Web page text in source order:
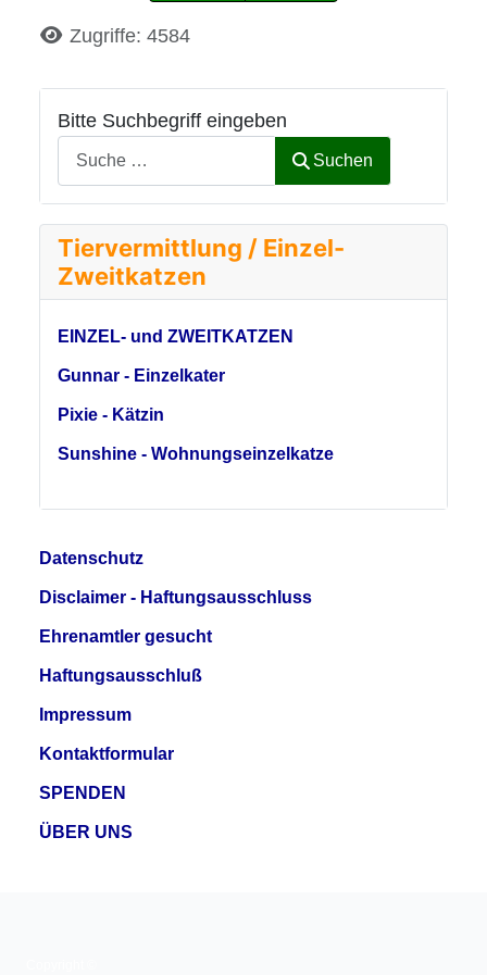
Bitte Suchbegriff eingeben
Suchen
Tiervermittlung / Einzel-
Zweitkatzen
EINZEL- und ZWEITKATZEN
Gunnar - Einzelkater
Pixie - Kätzin
Sunshine - Wohnungseinzelkatze
DetailsZugriffe: 4584
Datenschutz
Disclaimer - Haftungsausschluss
Ehrenamtler gesucht
Haftungsausschluß
Impressum
Kontaktformular
SPENDEN
ÜBER UNS